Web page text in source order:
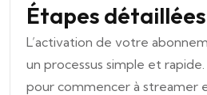
Étapes détaillées
L’activation de votre
un processus simple et
pour commencer à streamer